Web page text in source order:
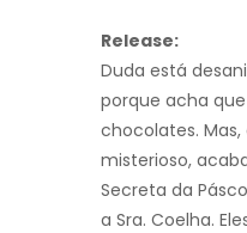
Release:
Duda está
porque acha
chocolates.
misterioso,
Secreta da
a Sra. Coelha.